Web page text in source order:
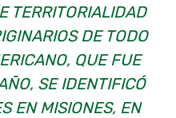
TERRITORIALIDAD
DE TODO
QUE FUE
SE IDENTIFICÓ
EN MISIONES, EN